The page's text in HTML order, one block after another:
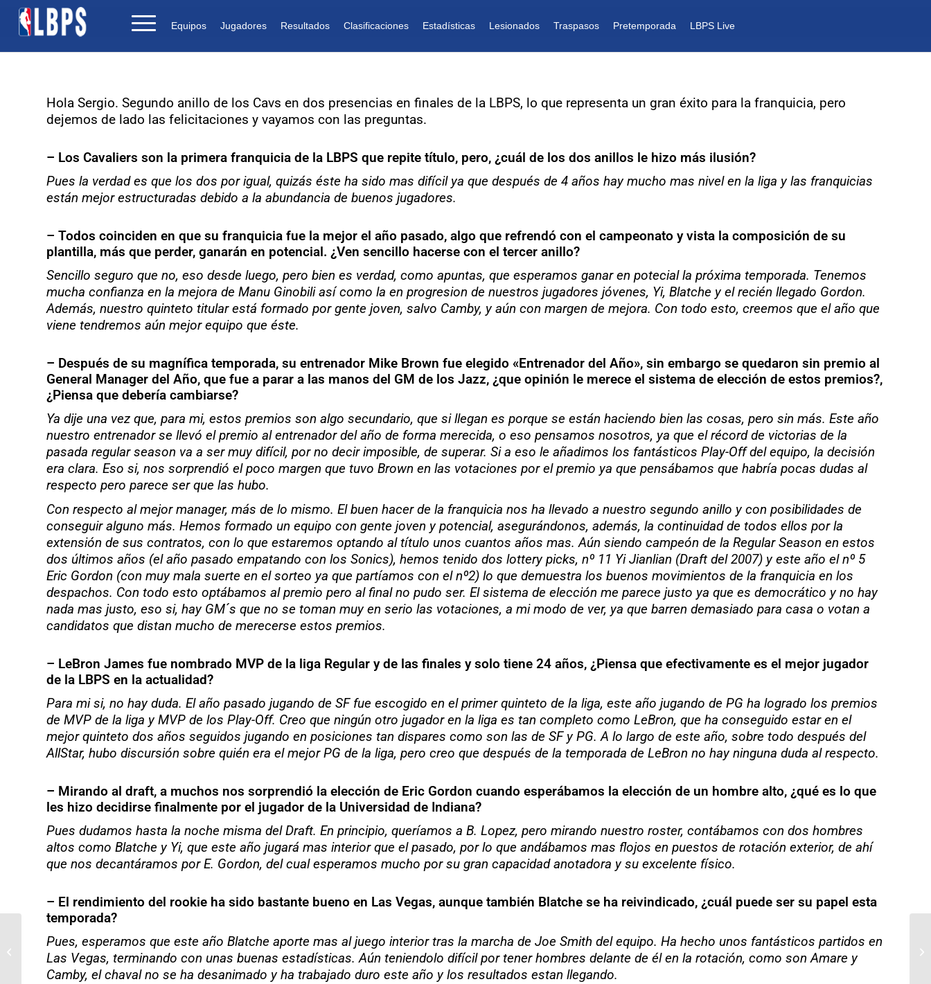
Equipos Jugadores Resultados Clasificaciones Estadísticas Lesionados Traspasos Pretemporada LBPS Live
Hola Sergio. Segundo anillo de los Cavs en dos presencias en finales de la LBPS, lo que representa un gran éxito para la franquicia, pero
dejemos de lado las felicitaciones y vayamos con las preguntas.
– Los Cavaliers son la primera franquicia de la LBPS que repite título, pero, ¿cuál de los dos anillos le hizo más ilusión?
Pues la verdad es que los dos por igual, quizás éste ha sido mas difícil ya que después de 4 años hay mucho mas nivel en la liga y las franquicias
están mejor estructuradas debido a la abundancia de buenos jugadores.
– Todos coinciden en que su franquicia fue la mejor el año pasado, algo que refrendó con el campeonato y vista la composición de su
plantilla, más que perder, ganarán en potencial. ¿Ven sencillo hacerse con el tercer anillo?
Sencillo seguro que no, eso desde luego, pero bien es verdad, como apuntas, que esperamos ganar en potecial la próxima temporada. Tenemos
mucha confianza en la mejora de Manu Ginobili así como la en progresion de nuestros jugadores jóvenes, Yi, Blatche y el recién llegado Gordon.
Además, nuestro quinteto titular está formado por gente joven, salvo Camby, y aún con margen de mejora. Con todo esto, creemos que el año que
viene tendremos aún mejor equipo que éste.
– Después de su magnífica temporada, su entrenador Mike Brown fue elegido «Entrenador del Año», sin embargo se quedaron sin premio al
General Manager del Año, que fue a parar a las manos del GM de los Jazz, ¿que opinión le merece el sistema de elección de estos premios?,
¿Piensa que debería cambiarse?
Ya dije una vez que, para mi, estos premios son algo secundario, que si llegan es porque se están haciendo bien las cosas, pero sin más. Este año
nuestro entrenador se llevó el premio al entrenador del año de forma merecida, o eso pensamos nosotros, ya que el récord de victorias de la
pasada regular season va a ser muy difícil, por no decir imposible, de superar. Si a eso le añadimos los fantásticos Play-Off del equipo, la decisión
era clara. Eso si, nos sorprendió el poco margen que tuvo Brown en las votaciones por el premio ya que pensábamos que habría pocas dudas al
respecto pero parece ser que las hubo.
Con respecto al mejor manager, más de lo mismo. El buen hacer de la franquicia nos ha llevado a nuestro segundo anillo y con posibilidades de
conseguir alguno más. Hemos formado un equipo con gente joven y potencial, asegurándonos, además, la continuidad de todos ellos por la
extensión de sus contratos, con lo que estaremos optando al título unos cuantos años mas. Aún siendo campeón de la Regular Season en estos
dos últimos años (el año pasado empatando con los Sonics), hemos tenido dos lottery picks, nº 11 Yi Jianlian (Draft del 2007) y este año el nº 5
Eric Gordon (con muy mala suerte en el sorteo ya que partíamos con el nº2) lo que demuestra los buenos movimientos de la franquicia en los
despachos. Con todo esto optábamos al premio pero al final no pudo ser. El sistema de elección me parece justo ya que es democrático y no hay
nada mas justo, eso si, hay GM´s que no se toman muy en serio las votaciones, a mi modo de ver, ya que barren demasiado para casa o votan a
candidatos que distan mucho de merecerse estos premios.
– LeBron James fue nombrado MVP de la liga Regular y de las finales y solo tiene 24 años, ¿Piensa que efectivamente es el mejor jugador
de la LBPS en la actualidad?
Para mi si, no hay duda. El año pasado jugando de SF fue escogido en el primer quinteto de la liga, este año jugando de PG ha logrado los premios
de MVP de la liga y MVP de los Play-Off. Creo que ningún otro jugador en la liga es tan completo como LeBron, que ha conseguido estar en el
mejor quinteto dos años seguidos jugando en posiciones tan dispares como son las de SF y PG. A lo largo de este año, sobre todo después del
AllStar, hubo discursión sobre quién era el mejor PG de la liga, pero creo que después de la temporada de LeBron no hay ninguna duda al respecto.
– Mirando al draft, a muchos nos sorprendió la elección de Eric Gordon cuando esperábamos la elección de un hombre alto, ¿qué es lo que
les hizo decidirse finalmente por el jugador de la Universidad de Indiana?
Pues dudamos hasta la noche misma del Draft. En principio, queríamos a B. Lopez, pero mirando nuestro roster, contábamos con dos hombres
altos como Blatche y Yi, que este año jugará mas interior que el pasado, por lo que andábamos mas flojos en puestos de rotación exterior, de ahí
que nos decantáramos por E. Gordon, del cual esperamos mucho por su gran capacidad anotadora y su excelente físico.
– El rendimiento del rookie ha sido bastante bueno en Las Vegas, aunque también Blatche se ha reivindicado, ¿cuál puede ser su papel esta
temporada?
Pues, esperamos que este año Blatche aporte mas al juego interior tras la marcha de Joe Smith del equipo. Ha hecho unos fantásticos partidos en
Las Vegas, terminando con unas buenas estadísticas. Aún teniendolo difícil por tener hombres delante de él en la rotación, como son Amare y
Camby, el chaval no se ha desanimado y ha trabajado duro este año y los resultados estan llegando.
toneleteman: «No se ha
sido justo con Marion»